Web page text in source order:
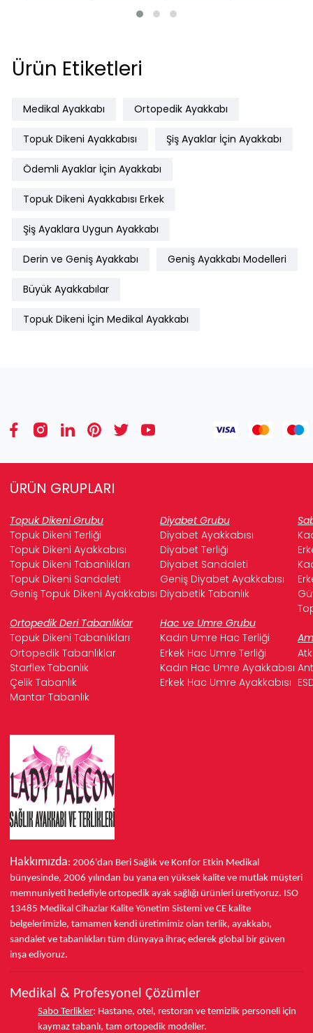
Ürün Etiketleri
Medikal Ayakkabı Ortopedik Ayakkabı
Topuk Dikeni Ayakkabısı Şiş Ayaklar İçin Ayakkabı
Ödemli Ayaklar İçin Ayakkabı
Topuk Dikeni Ayakkabısı Erkek
Şiş Ayaklara Uygun Ayakkabı
Derin ve Geniş Ayakkabı Geniş Ayakkabı Modelleri
Büyük Ayakkabılar
Topuk Dikeni İçin Medikal Ayakkabı
ÜRÜN GRUPLARI
Topuk Dikeni Grubu Diyabet Grubu
Topuk Dikeni Terliği
Diyabet Ayakkabısı
Topuk Dikeni Ayakkabısı
Diyabet Terliği
Topuk Dikeni Tabanlıkları
Diyabet Sandaleti
Topuk Dikeni Sandaleti
Geniş Diyabet Ayakkabısı
Geniş Topuk Dikeni Ayakkabısı Diyabetik Tabanlık
Ortopedik Deri Tabanlıklar
Hac ve Umre Grubu
Topuk Dikeni Tabanlıkları
Kadın Umre Hac Terliği
Ortopedik Tabanlıklar
Erkek Hac Umre Terliği
Starflex Tabanlık
Kadın Hac Umre Ayakkabısı
Çelik Tabanlık
Erkek Hac Umre Ayakkabısı
Mantar Tabanlık
Hakkımızda: 2006'dan Beri Sağlık ve Konfor Etkin Medikal
bünyesinde, 2006 yılından bu yana en yüksek kalite ve mutlak müşteri
memnuniyeti hedefiyle ortopedik ayak sağlığı ürünleri üretiyoruz. ISO
13485 Medikal Cihazlar Kalite Yönetim Sistemi ve CE kalite
belgelerimizle, tamamen kendi üretimimiz olan terlik, ayakkabı,
sandalet ve tabanlıkları tüm dünyaya ihraç ederek global bir güven
inşa ediyoruz.
Medikal & Profesyonel Çözümler
Sabo Terlikler: Hastane, otel, restoran ve temizlik personeli için
kaymaz tabanlı, tam ortopedik modeller.